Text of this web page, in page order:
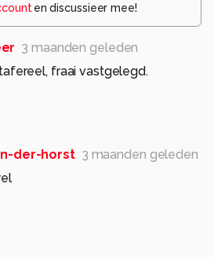
en discussieer mee!
3 maanden geleden
fraai vastgelegd.
der-horst 3 maanden geleden